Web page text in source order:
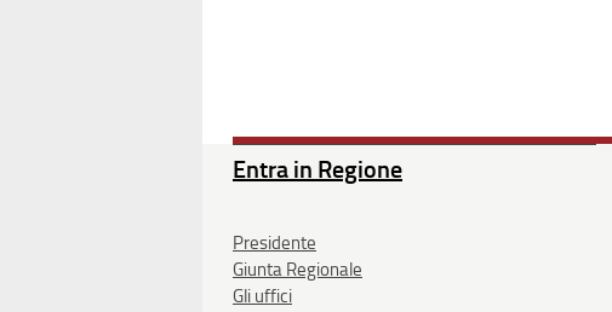
Entra in Regione
Presidente
Giunta Regionale
Gli uffici